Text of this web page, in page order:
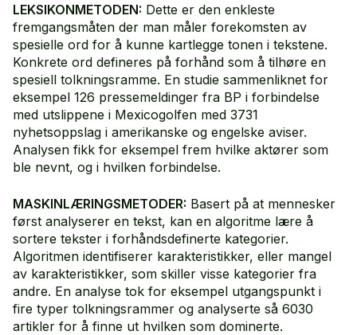
LEKSIKONMETODEN: Dette er den enkleste
fremgangsmåten der man måler forekomsten av
spesielle ord for å kunne kartlegge tonen i tekstene.
Konkrete ord defineres på forhånd som å tilhøre en
spesiell tolkningsramme. En studie sammenliknet for
eksempel 126 pressemeldinger fra BP i forbindelse
med utslippene i Mexicogolfen med 3731
nyhetsoppslag i amerikanske og engelske aviser.
Analysen fikk for eksempel frem hvilke aktører som
ble nevnt, og i hvilken forbindelse.
MASKINLÆRINGSMETODER: Basert på at mennesker
først analyserer en tekst, kan en algoritme lære å
sortere tekster i forhåndsdefinerte kategorier.
Algoritmen identifiserer karakteristikker, eller mangel
av karakteristikker, som skiller visse kategorier fra
andre. En analyse tok for eksempel utgangspunkt i
fire typer tolkningsrammer og analyserte så 6030
artikler for å finne ut hvilken som dominerte.